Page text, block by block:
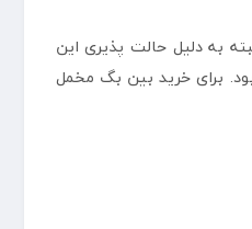
ایجاد می کند. البته به دلیل حالت پذیری این
بیرونی و داخلی و همچنین مواد داخلی به کار برده شده وزن آن حدود 7 الی 8 کیلوگرم خواهد بود. برای خرید بین بگ مخمل